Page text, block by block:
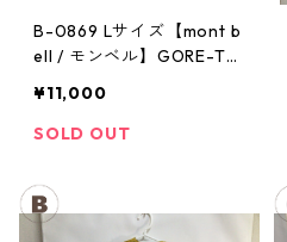
B-0869 Lサイズ【mont b
ell / モンベル】GORE-TE
ンツ：メンズBK
¥11,000
SOLD OUT